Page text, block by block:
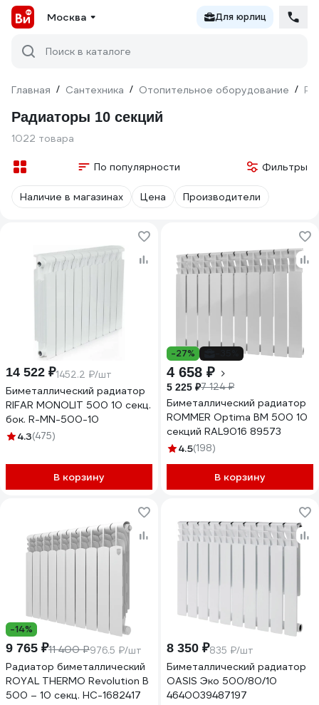
Москва Для юрлиц
Поиск в каталоге
Главная / Сантехника / Отопительное оборудование /
Радиаторы 10 секций
1022 товара
По популярности Фильтры
Наличие в магазинах Цена Производители
14 522 ₽1452.2 ₽/шт
Биметаллический радиатор
RIFAR MONOLIT 500 10 секц.
бок. R-MN-500-10
4.3(475)
В корзину
-27%
4 658 ₽
5 225 ₽7 124 ₽
Биметаллический радиатор
ROMMER Optima BM 500 10
секций RAL9016 89573
4.5(198)
В корзину
-14%
9 765 ₽11 400 ₽976.5 ₽/шт
Радиатор биметаллический
ROYAL THERMO Revolution B
500 – 10 секц. НС-1682417
8 350 ₽835 ₽/шт
Биметаллический радиатор
OASIS Эко 500/80/10
4640039487197